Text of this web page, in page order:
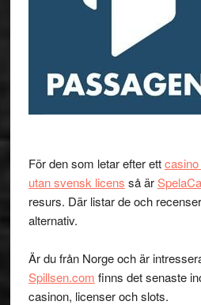
För den som letar efter ett
utan svensk licens så är
resurs. Där listar de och
alternativ.
Är du från Norge och är
Spillsen.com finns det senaste
casinon, licenser och slots.